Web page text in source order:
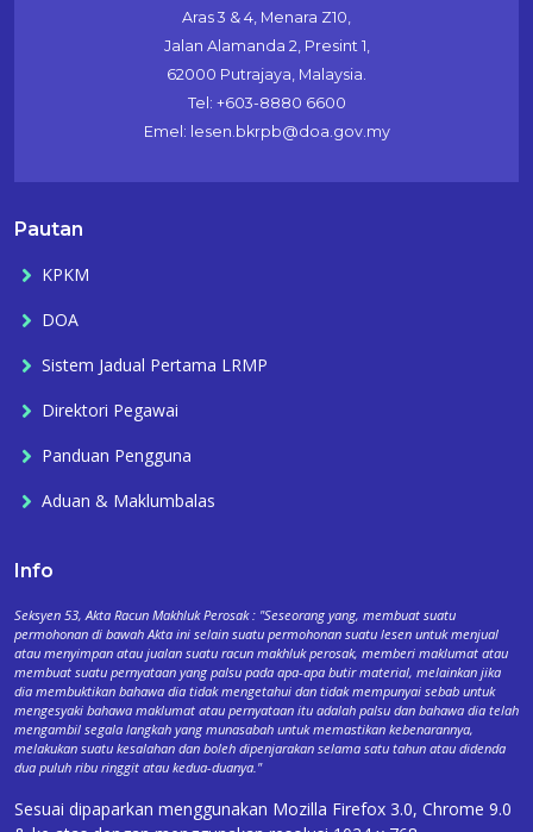
Aras 3 & 4, Menara Z10,
Jalan Alamanda 2, Presint 1,
62000 Putrajaya, Malaysia.
Tel: +603-8880 6600
Emel: lesen.bkrpb@doa.gov.my
Pautan
KPKM
DOA
Sistem Jadual Pertama LRMP
Direktori Pegawai
Panduan Pengguna
Aduan & Maklumbalas
Info
Seksyen 53, Akta Racun Makhluk Perosak : "Seseorang yang, membuat suatu
permohonan di bawah Akta ini selain suatu permohonan suatu lesen untuk menjual
atau menyimpan atau jualan suatu racun makhluk perosak, memberi maklumat atau
membuat suatu pernyataan yang palsu pada apa-apa butir material, melainkan jika
dia membuktikan bahawa dia tidak mengetahui dan tidak mempunyai sebab untuk
mengesyaki bahawa maklumat atau pernyataan itu adalah palsu dan bahawa dia telah
mengambil segala langkah yang munasabah untuk memastikan kebenarannya,
melakukan suatu kesalahan dan boleh dipenjarakan selama satu tahun atau didenda
dua puluh ribu ringgit atau kedua-duanya."
Sesuai dipaparkan menggunakan Mozilla Firefox 3.0, Chrome 9.0